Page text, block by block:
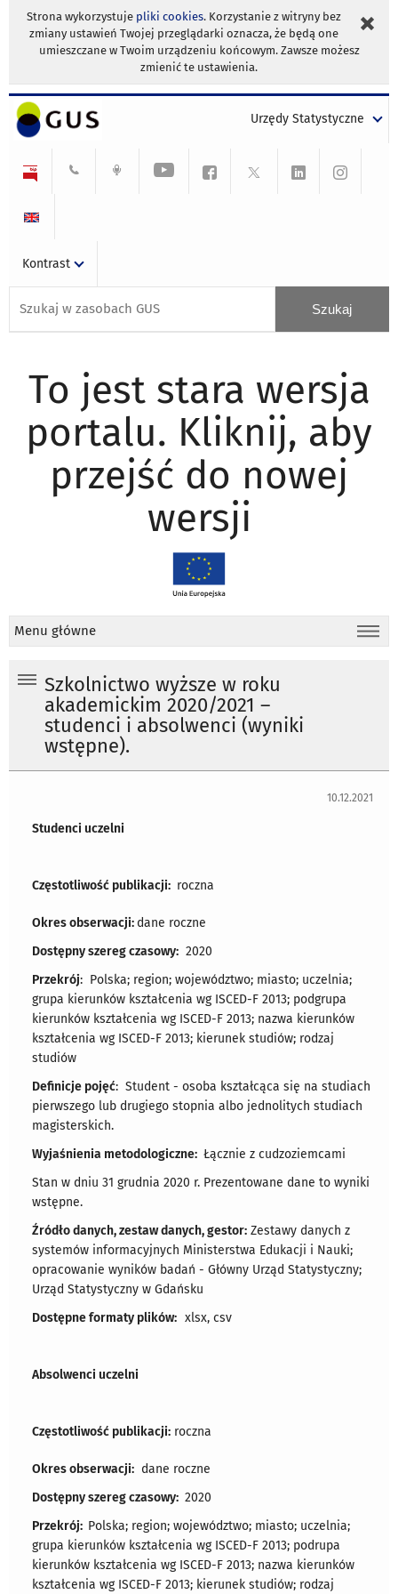
Strona wykorzystuje pliki cookies. Korzystanie z witryny bez
zmiany ustawień Twojej przeglądarki oznacza, że będą one
umieszczane w Twoim urządzeniu końcowym. Zawsze możesz
zmienić te ustawienia.
Urzędy Statystyczne
Kontrast
To jest stara wersja
portalu. Kliknij, aby
przejść do nowej
wersji
Menu główne
Szkolnictwo wyższe w roku
akademickim 2020/2021 –
studenci i absolwenci (wyniki
wstępne).
10.12.2021
Studenci uczelni
Częstotliwość publikacji: roczna
Okres obserwacji: dane roczne
Dostępny szereg czasowy:2020
Przekrój: Polska; region; województwo; miasto; uczelnia;
grupa kierunków kształcenia wg ISCED-F 2013; podgrupa
kierunków kształcenia wg ISCED-F 2013; nazwa kierunków
kształcenia wg ISCED-F 2013; kierunek studiów; rodzaj
studiów
Definicje pojęć: Student - osoba kształcąca się na studiach
pierwszego lub drugiego stopnia albo jednolitych studiach
magisterskich.
Wyjaśnienia metodologiczne: Łącznie z cudzoziemcami
Stan w dniu 31 grudnia 2020 r. Prezentowane dane to wyniki
wstępne.
Źródło danych, zestaw danych, gestor:Zestawy danych z
systemów informacyjnych Ministerstwa Edukacji i Nauki;
opracowanie wyników badań - Główny Urząd Statystyczny;
Urząd Statystyczny w Gdańsku
Dostępne formaty plików: xlsx, csv
Absolwenci uczelni
Częstotliwość publikacji:roczna
Okres obserwacji:dane roczne
Dostępny szereg czasowy: 2020
Przekrój: Polska; region; województwo; miasto; uczelnia;
grupa kierunków kształcenia wg ISCED-F 2013; podrupa
kierunków kształcenia wg ISCED-F 2013; nazwa kierunków
kształcenia wg ISCED-F 2013; kierunek studiów; rodzaj